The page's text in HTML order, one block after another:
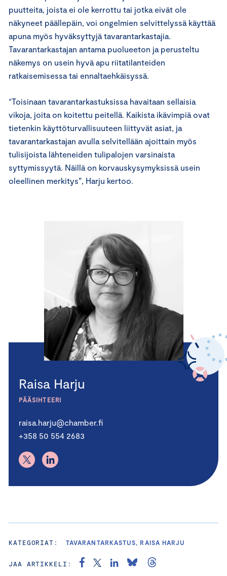
puutteita, joista ei ole kerrottu tai jotka eivät ole
näkyneet päällepäin, voi ongelmien selvittelyssä käyttää
apuna myös hyväksyttyjä tavarantarkastajia.
Tavarantarkastajan antama puolueeton ja perusteltu
näkemys on usein hyvä apu riitatilanteiden
ratkaisemisessa tai ennaltaehkäisyssä.
“Toisinaan tavarantarkastuksissa havaitaan sellaisia
vikoja, joita on koitettu peitellä. Kaikista ikävimpiä ovat
tietenkin käyttöturvallisuuteen liittyvät asiat, ja
tavarantarkastajan avulla selvitellään ajoittain myös
tulisijoista lähteneiden tulipalojen varsinaista
syttymissyytä. Näillä on korvauskysymyksissä usein
oleellinen merkitys”, Harju kertoo.
Raisa Harju
PÄÄSIHTEERI
raisa.harju@chamber.fi
+358 50 554 2683
KATEGORIAT: TAVARANTARKASTUS, RAISA HARJU
JAA ARTIKKELI: